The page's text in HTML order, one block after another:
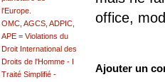
office,
Ajouter un
l'Europe.
OMC, AGCS, ADPIC,
APE = Violations du
Droit International des
Droits de l'Homme - I
Traité Simplifié -